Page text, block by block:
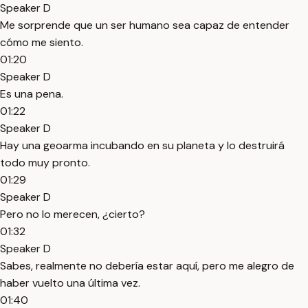
Speaker D
Me sorprende que un ser humano sea capaz de entender
cómo me siento.
01:20
Speaker D
Es una pena.
01:22
Speaker D
Hay una geoarma incubando en su planeta y lo destruirá
todo muy pronto.
01:29
Speaker D
Pero no lo merecen, ¿cierto?
01:32
Speaker D
Sabes, realmente no debería estar aquí, pero me alegro de
haber vuelto una última vez.
01:40